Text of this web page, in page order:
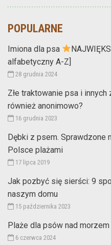
POPULARNE
Imiona dla psa
alfabetyczny A-Z]
28 grudnia 2024
Złe traktowanie psa i
również anonimowo?
16 grudnia 2023
Dębki z psem. Sprawdzone
Polsce plażami
17 lipca 2019
Jak pozbyć się sierści: 9
naszym domu
15 października 2023
Plaże dla psów nad
6 czerwca 2024